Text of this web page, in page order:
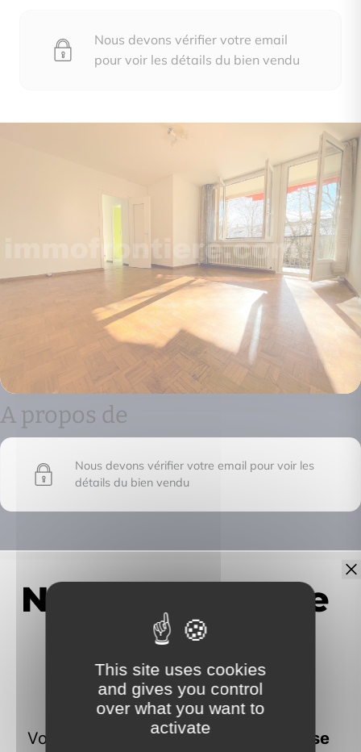
Nous devons vérifier votre email
pour voir les détails du bien vendu
A propos de
Nous devons vérifier votre email pour voir les
détails du bien vendu
IMMOFRONTIERE
This site uses cookies
and gives you control
over what you want to
activate